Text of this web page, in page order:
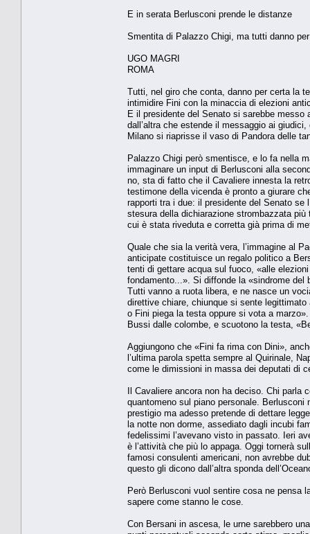
E in serata Berlusconi prende le distanze
Smentita di Palazzo Chigi, ma tutti danno
UGO MAGRI
ROMA
Tutti, nel giro che conta, danno per certa la
intimidire Fini con la minaccia di elezioni
E il presidente del Senato si sarebbe
dall’altra che estende il messaggio ai
Milano si riaprisse il vaso di Pandora delle
Palazzo Chigi però smentisce, e lo fa nella
immaginare un input di Berlusconi alla
no, sta di fatto che il Cavaliere innesta la
testimone della vicenda è pronto a giurare
rapporti tra i due: il presidente del Senato se
stesura della dichiarazione strombazzata
cui è stata riveduta e corretta già prima di
Quale che sia la verità vera, l’immagine al
anticipate costituisce un regalo politico a
tenti di gettare acqua sul fuoco, «alle
fondamento...». Si diffonde la «sindrome del
Tutti vanno a ruota libera, e ne nasce un
direttive chiare, chiunque si sente
o Fini piega la testa oppure si vota a marzo».
Bussi dalle colombe, e scuotono la testa,
Aggiungono che «Fini fa rima con Dini»,
l’ultima parola spetta sempre al Quirinale,
come le dimissioni in massa dei deputati di
Il Cavaliere ancora non ha deciso. Chi parla
quantomeno sul piano personale.
prestigio ma adesso pretende di dettare
la notte non dorme, assediato dagli incubi
fedelissimi l’avevano visto in passato. Ieri
è l’attività che più lo appaga. Oggi tornerà
famosi consulenti americani, non avrebbe
questo gli dicono dall’altra sponda
Però Berlusconi vuol sentire cosa ne pensa
sapere come stanno le cose.
Con Bersani in ascesa, le urne sarebbero